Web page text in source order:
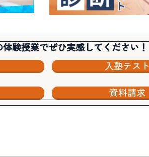
験授業でぜひ実感してください！
入塾テスト
資料請求